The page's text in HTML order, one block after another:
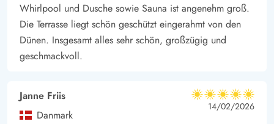
Whirlpool und Dusche sowie Sauna ist angenehm groß.
Die Terrasse liegt schön geschützt eingerahmt von den
Dünen. Insgesamt alles sehr schön, großzügig und
geschmackvoll.
Janne Friis
Danmark
5 von 5
5 von 5
5 out of 5
14/02/2026